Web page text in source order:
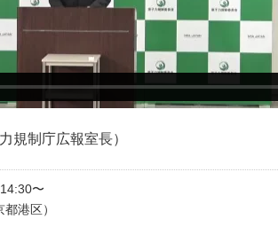
規制庁広報室長）
〜
港区）